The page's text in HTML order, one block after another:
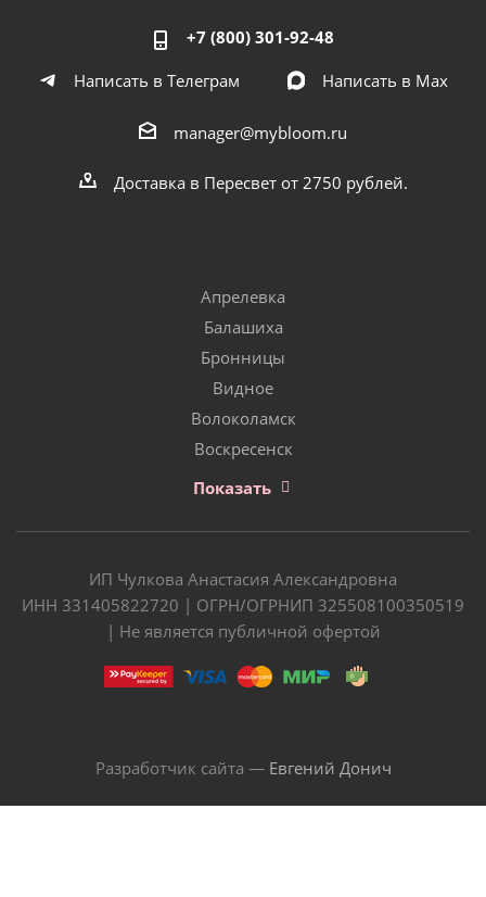
+7 (800) 301-92-48
Написать в Телеграм
Написать в Мах
manager@mybloom.ru
Доставка в Пересвет от 2750 рублей.
Апрелевка
Балашиха
Бронницы
Видное
Волоколамск
Воскресенск
Показать
ИП Чулкова Анастасия Александровна
ИНН 331405822720 | ОГРН/ОГРНИП 325508100350519
| Не является публичной офертой
Разработчик сайта — Евгений Донич